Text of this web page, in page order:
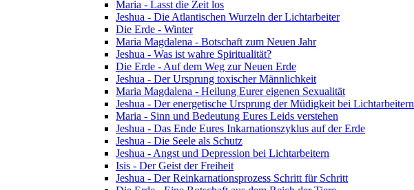
Maria - Lasst die Zeit los
Jeshua - Die Atlantischen Wurzeln der Lichtarbeiter
Die Erde - Winter
Maria Magdalena - Botschaft zum Neuen Jahr
Jeshua - Was ist wahre Spiritualität?
Die Erde - Auf dem Weg zur Neuen Erde
Jeshua - Der Ursprung toxischer Männlichkeit
Maria Magdalena - Heilung Eurer eigenen Sexualität
Jeshua - Der energetische Ursprung der Müdigkeit bei Lichtarbeitern
Maria - Sinn und Bedeutung Eures Leids verstehen
Jeshua - Das Ende Eures Inkarnationszyklus auf der Erde
Jeshua - Die Seele als Schutz
Jeshua - Angst und Depression bei Lichtarbeitern
Isis - Der Geist der Freiheit
Jeshua - Der Reinkarnationsprozess Schritt für Schritt